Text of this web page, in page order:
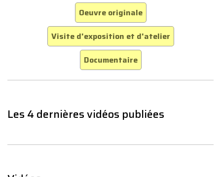
Oeuvre originale
Visite d'exposition et d'atelier
Documentaire
Les 4 dernières vidéos publiées